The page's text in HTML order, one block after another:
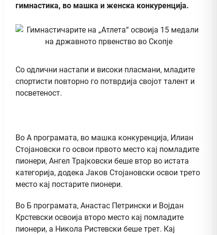
гимнастика, во машка и женска конкуренција.
Со одлични настапи и високи пласмани, младите
спортисти повторно го потврдија својот талент и
посветеност.
Во А програмата, во машка конкуренција, Илиан
Стојановски го освои првото место кај помладите
пионери, Ангел Трајковски беше втор во истата
категорија, додека Јаков Стојановски освои трето
место кај постарите пионери.
Во Б програмата, Анастас Петрински и Војдан
Крстевски освоија второ место кај помладите
пионери, а Никола Ристевски беше трет. Кај